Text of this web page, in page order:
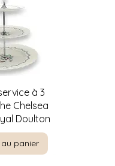
rapideà 3
Chelsea
Doulton
panier